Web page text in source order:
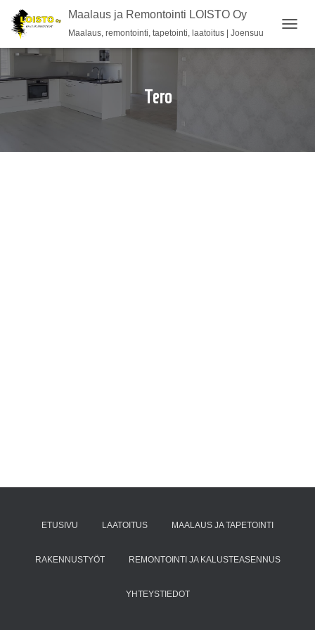
Maalaus ja Remontointi LOISTO Oy
Maalaus, remontointi, tapetointi, laatoitus | Joensuu
Tero
ETUSIVU LAATOITUS MAALAUS JA TAPETOINTI
RAKENNUSTYÖT REMONTOINTI JA KALUSTEASENNUS
YHTEYSTIEDOT